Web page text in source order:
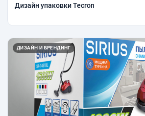
Дизайн упаковки Tecron
ДИЗАЙН И БРЕНДИНГ